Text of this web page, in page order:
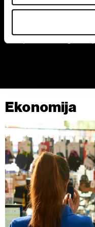
U svakom trenutku
saglasnost u
Zajednički rukovaoci
kolačićima i drugim
Kolačiće u bilo kojem
klikom na „Prikaži
trenutku opozvati bez
Programeri u Srbiji zarađuju
četiri puta više od ugostitelja
Ekonomija